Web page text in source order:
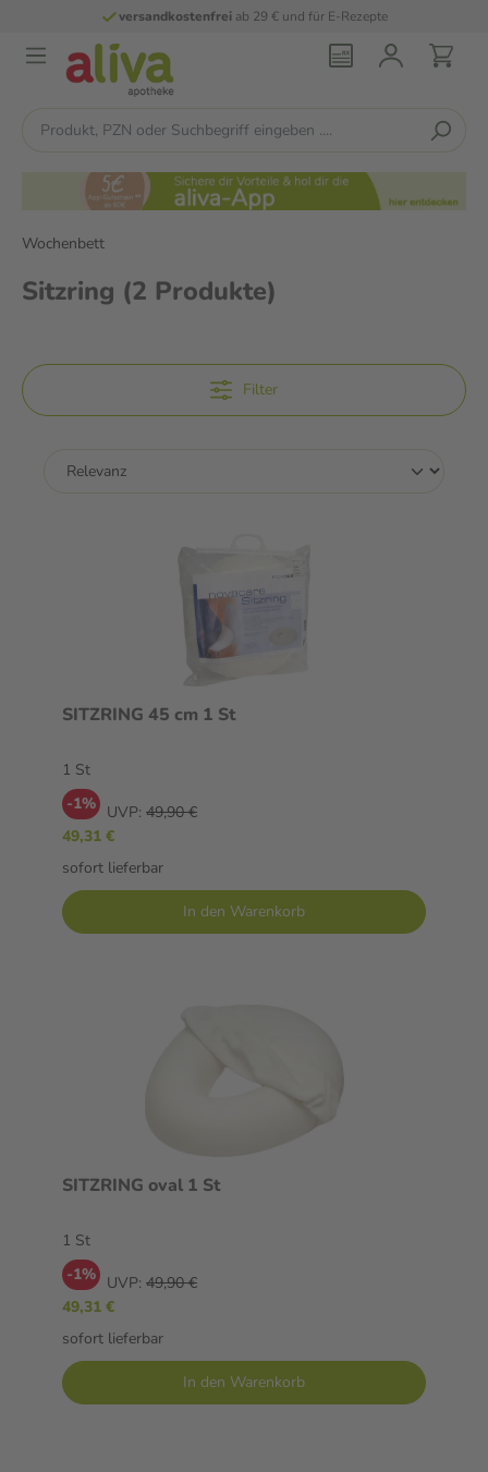
versandkostenfreiab 29 € und für E-Rezepte
Wochenbett
Sitzring (2 Produkte)
Filter
SITZRING 45 cm 1 St
1 St
-1% UVP: 49,90 €
49,31 €
sofort lieferbar
In den Warenkorb
SITZRING oval 1 St
1 St
-1% UVP: 49,90 €
49,31 €
sofort lieferbar
In den Warenkorb